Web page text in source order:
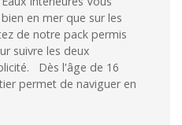
en mer que sur les
de notre pack permis
suivre les deux
Dès l'âge de 16
permet de naviguer en